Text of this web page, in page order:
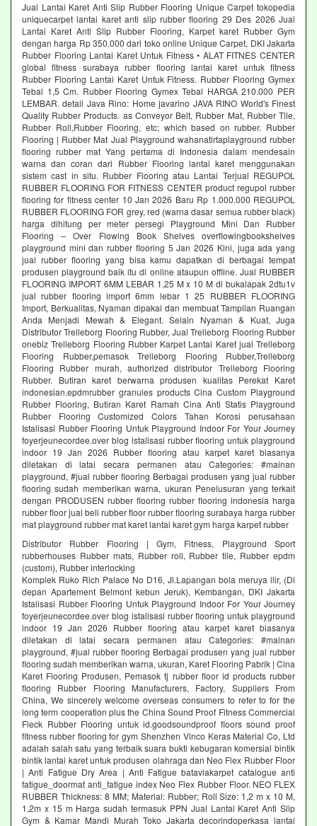
Jual Lantai Karet Anti Slip Rubber Flooring Unique Carpet tokopedia
uniquecarpet lantai karet anti slip rubber flooring 29 Des 2026 Jual
Lantai Karet Anti Slip Rubber Flooring, Karpet karet Rubber Gym
dengan harga Rp 350.000 dari toko online Unique Carpet, DKI Jakarta
Rubber Flooring Lantai Karet Untuk Fitness • ALAT FITNES CENTER
global fitness surabaya rubber flooring lantai karet untuk fitness
Rubber Flooring Lantai Karet Untuk Fitness. Rubber Flooring Gymex
Tebal 1,5 Cm. Rubber Flooring Gymex Tebal HARGA 210.000 PER
LEMBAR. detail Java Rino: Home javarino JAVA RINO World's Finest
Quality Rubber Products. as Conveyor Belt, Rubber Mat, Rubber Tile,
Rubber Roll,Rubber Flooring, etc; which based on rubber. Rubber
Flooring | Rubber Mat Jual Playground wahanatirtaplayground rubber
flooring rubber mat Yang pertama di Indonesia dalam mendesain
warna dan coran dari Rubber Flooring lantai karet menggunakan
sistem cast in situ. Rubber Flooring atau Lantai Terjual REGUPOL
RUBBER FLOORING FOR FITNESS CENTER product regupol rubber
flooring for fitness center 10 Jan 2026 Baru Rp 1.000.000 REGUPOL
RUBBER FLOORING FOR grey, red (warna dasar semua rubber black)
harga dihitung per meter persegi Playground Mini Dan Rubber
Flooring – Over Flowing Book Shelves overflowingbookshelves
playground mini dan rubber flooring 5 Jan 2026 Kini, juga ada yang
jual rubber flooring yang bisa kamu dapatkan di berbagai tempat
produsen playground baik itu di online ataupun offline. Jual RUBBER
FLOORING IMPORT 6MM LEBAR 1,25 M x 10 M di bukalapak 2dtu1v
jual rubber flooring import 6mm lebar 1 25 RUBBER FLOORING
Import, Berkualitas, Nyaman dipakai dan membuat Tampilan Ruangan
Anda Menjadi Mewah & Elegant. Selain Nyaman & Kuat, Juga
Distributor Trelleborg Flooring Rubber, Jual Trelleborg Flooring Rubber
onebiz Trelleborg Flooring Rubber Karpet Lantai Karet jual Trelleborg
Flooring Rubber,pemasok Trelleborg Flooring Rubber,Trelleborg
Flooring Rubber murah, authorized distributor Trelleborg Flooring
Rubber. Butiran karet berwarna produsen kualitas Perekat Karet
indonesian.epdmrubber granules products Cina Custom Playground
Rubber Flooring, Butiran Karet Ramah Cina Anti Statis Playground
Rubber Flooring Customized Colors Tahan Korosi perusahaan
Istalisasi Rubber Flooring Untuk Playground Indoor For Your Journey
foyerjeunecordee.over blog istalisasi rubber flooring untuk playground
indoor 19 Jan 2026 Rubber flooring atau karpet karet biasanya
diletakan di latai secara permanen atau Categories: #mainan
playground, #jual rubber flooring Berbagai produsen yang jual rubber
flooring sudah memberikan warna, ukuran Penelusuran yang terkait
dengan PRODUSEN rubber flooring rubber flooring indonesia harga
rubber floor jual beli rubber floor rubber flooring surabaya harga rubber
mat playground rubber mat karet lantai karet gym harga karpet rubber
Distributor Rubber Flooring | Gym, Fitness, Playground Sport
rubberhouses Rubber mats, Rubber roll, Rubber tile, Rubber epdm
(custom), Rubber interlocking
Komplek Ruko Rich Palace No D16, Jl.Lapangan bola meruya ilir, (Di
depan Apartement Belmont kebun Jeruk), Kembangan, DKI Jakarta
Istalisasi Rubber Flooring Untuk Playground Indoor For Your Journey
foyerjeunecordee.over blog istalisasi rubber flooring untuk playground
indoor 19 Jan 2026 Rubber flooring atau karpet karet biasanya
diletakan di latai secara permanen atau Categories: #mainan
playground, #jual rubber flooring Berbagai produsen yang jual rubber
flooring sudah memberikan warna, ukuran, Karet Flooring Pabrik | Cina
Karet Flooring Produsen, Pemasok tj rubber floor id products rubber
flooring Rubber Flooring Manufacturers, Factory, Suppliers From
China, We sincerely welcome overseas consumers to refer to for the
long term cooperation plus the China Sound Proof Fitness Commercial
Fleck Rubber Flooring untuk id.goodsoundproof floors sound proof
fitness rubber flooring for gym Shenzhen Vinco Keras Material Co, Ltd
adalah salah satu yang terbaik suara bukti kebugaran komersial bintik
bintik lantai karet untuk produsen olahraga dan Neo Flex Rubber Floor
| Anti Fatigue Dry Area | Anti Fatigue bataviakarpet catalogue anti
fatigue_doormat anti_fatigue index Neo Flex Rubber Floor. NEO FLEX
RUBBER Thickness: 8 MM; Material: Rubber; Roll Size: 1,2 m x 10 M,
1,2m x 15 m Harga sudah termasuk PPN Jual Lantai Karet Anti Slip
Gym & Kamar Mandi Murah Toko Jakarta decorindoperkasa lantai